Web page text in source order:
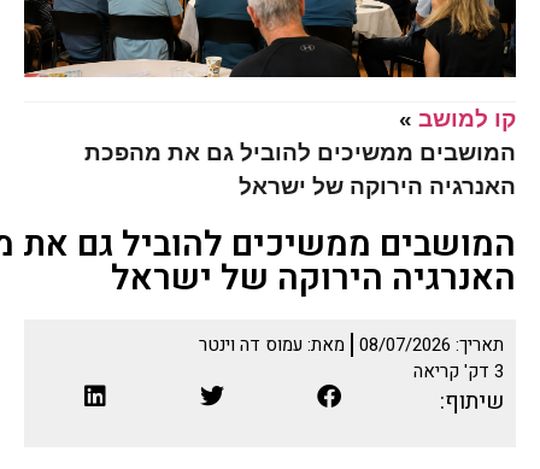
קו למושב »
המושבים ממשיכים להוביל גם את מהפכת
האנרגיה הירוקה של ישראל
המושבים ממשיכים להוביל גם את
האנרגיה הירוקה של ישראל
תאריך: 08/07/2026 מאת: עמוס דה וינטר
3 דק' קריאה
שיתוף: